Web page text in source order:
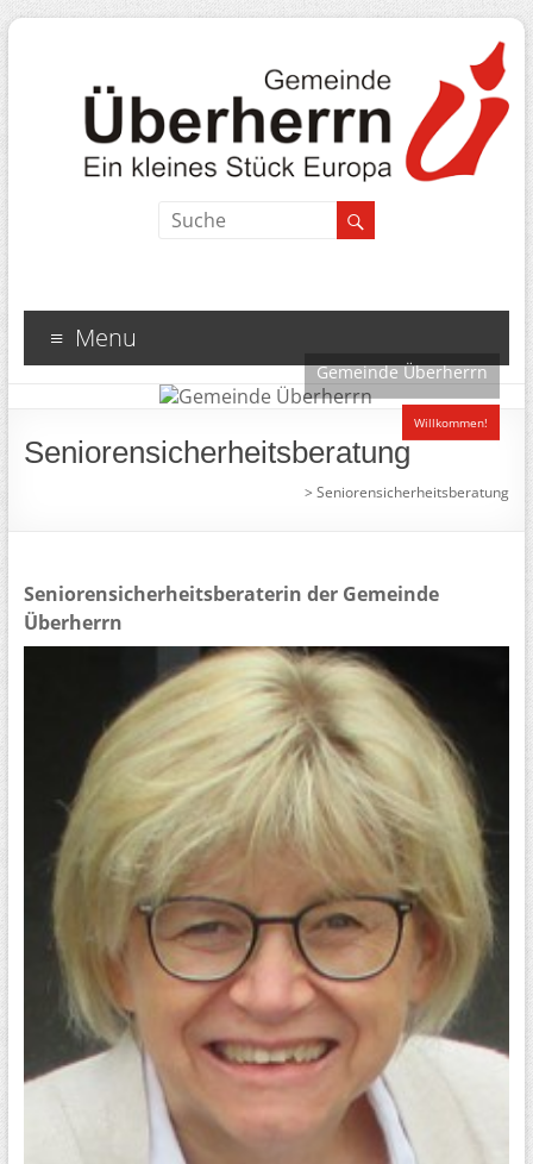
Menu
Gemeinde Überherrn
Willkommen!
Seniorensicherheitsberatung
>Seniorensicherheitsberatung
Seniorensicherheitsberaterin der Gemeinde
Überherrn